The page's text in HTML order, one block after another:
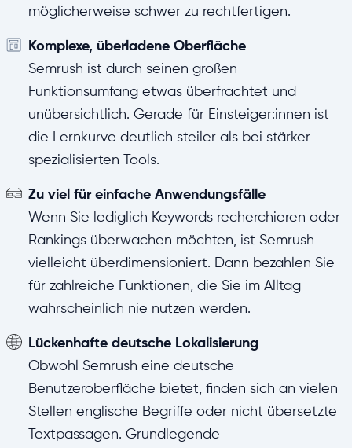
möglicherweise schwer zu rechtfertigen.
Komplexe, überladene Oberfläche
Semrush ist durch seinen großen
Funktionsumfang etwas überfrachtet und
unübersichtlich. Gerade für Einsteiger:innen ist
die Lernkurve deutlich steiler als bei stärker
spezialisierten Tools.
Zu viel für einfache Anwendungsfälle
Wenn Sie lediglich Keywords recherchieren oder
Rankings überwachen möchten, ist Semrush
vielleicht überdimensioniert. Dann bezahlen Sie
für zahlreiche Funktionen, die Sie im Alltag
wahrscheinlich nie nutzen werden.
Lückenhafte deutsche Lokalisierung
Obwohl Semrush eine deutsche
Benutzeroberfläche bietet, finden sich an vielen
Stellen englische Begriffe oder nicht übersetzte
Textpassagen. Grundlegende